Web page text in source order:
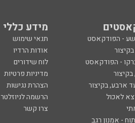
מידע כללי
- הפודקאסט
תנאי שימוש
בקיצור
אודות הרדיו
- הפודקאסט
לוח שידורים
מדיניות פרטיות
ארבע, בקיצור
הצהרת נגישות
לאכול
הרשמה לניוזלטר
צרו קשר
- אמנון רגב